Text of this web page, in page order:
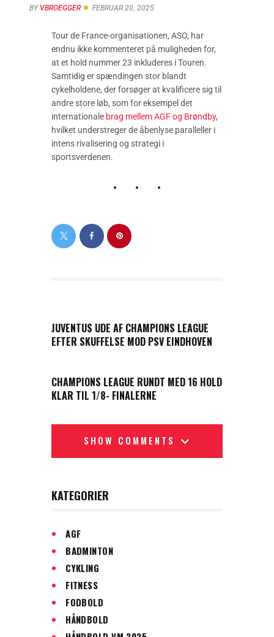
BY VBROEGGER FEBRUAR 20, 2025
Tour de France-organisationen, ASO, har
endnu ikke kommenteret på muligheden for,
at et hold nummer 23 inkluderes i Touren.
Samtidig er spændingen stor blandt
cykelholdene, der forsøger at kvalificere sig til
andre store løb, som for eksempel det
internationale brag mellem AGF og Brøndby,
hvilket understreger de åbenlyse paralleller i
intens rivalisering og strategi i
sportsverdenen.
JUVENTUS UDE AF CHAMPIONS LEAGUE
EFTER SKUFFELSE MOD PSV EINDHOVEN
CHAMPIONS LEAGUE RUNDT MED 16 HOLD
KLAR TIL 1/8- FINALERNE
SHOW COMMENTS
KATEGORIER
AGF
BADMINTON
CYKLING
FITNESS
FODBOLD
HÅNDBOLD